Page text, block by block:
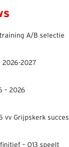
A/B selectie
2026-2027
– 2026
vv Grijpskerk succes
– O13 speelt